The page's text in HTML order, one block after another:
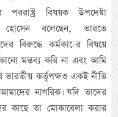
পররাষ্ট্র বিষয়ক উপদেষ্টা
হোসেন বলেছেন, ভারতে
বিরুদ্ধে কর্মকা-ের বিষয়ে
মন্তব্য করি না এবং আমি
ভারতীয় কর্তৃপক্ষও একই নীতি
নাগরিক। যদি তাদের
কাছে তা মোকাবেলা করার